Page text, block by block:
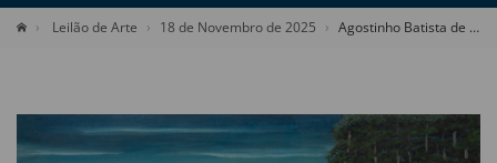
Leilão de Arte 18 de Novembro de 2025 Agostinho Batista de Freitas